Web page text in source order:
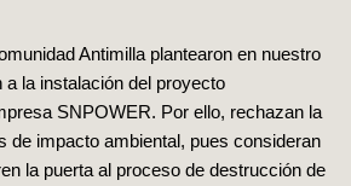
Antimilla plantearon en nuestro
la instalación del proyecto
SNPOWER. Por ello, rechazan la
de impacto ambiental, pues consideran
la puerta al proceso de destrucción de